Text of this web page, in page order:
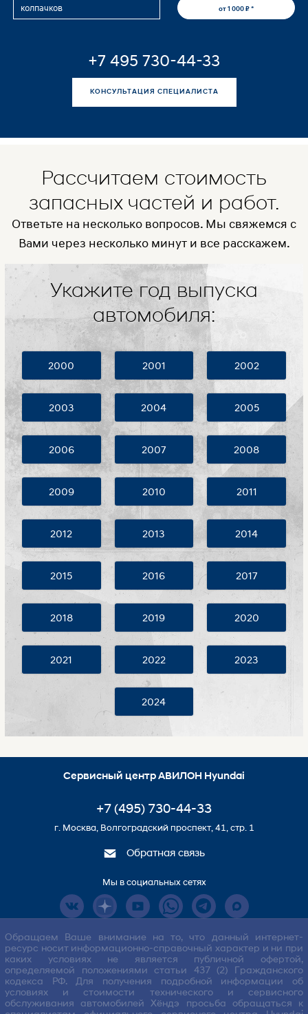
колпачков
от 1 000 ₽ *
+7 495 730-44-33
КОНСУЛЬТАЦИЯ СПЕЦИАЛИСТА
Рассчитаем стоимость
запасных частей и работ.
Ответьте на несколько вопросов. Мы свяжемся с
Вами через несколько минут и все расскажем.
Укажите год выпуска
автомобиля:
2000 2001 2002
2003 2004 2005
2006 2007 2008
2009 2010 2011
2012 2013 2014
2015 2016 2017
2018 2019 2020
2021 2022 2023
2024
Сервисный центр АВИЛОН Hyundai
+7 (495) 730-44-33
г. Москва, Волгоградский проспект, 41, стр. 1
Обратная связь
Мы в социальных сетях
Обращаем Ваше внимание на то, что данный интернет-
ресурс носит информационно-справочный характер и ни при
каких условиях не является публичной офертой,
определяемой положениями статьи 437 (2) Гражданского
кодекса РФ. Для получения подробной информации об
условиях и стоимости технического и сервисного
обслуживания автомобилей Хёндэ просьба обращаться к